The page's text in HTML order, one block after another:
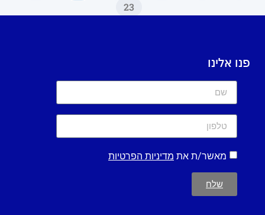
23
פנו אלינו
מאשר/ת את מדיניות הפרטיות
שלח